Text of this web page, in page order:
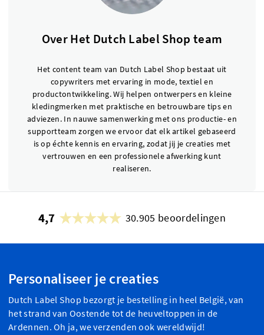
Over Het Dutch Label Shop team
Het content team van Dutch Label Shop bestaat uit
copywriters met ervaring in mode, textiel en
productontwikkeling. Wij helpen ontwerpers en kleine
kledingmerken met praktische en betrouwbare tips en
adviezen. In nauwe samenwerking met ons productie- en
supportteam zorgen we ervoor dat elk artikel gebaseerd
is op échte kennis en ervaring, zodat jij je creaties met
vertrouwen en een professionele afwerking kunt
realiseren.
4,7 30.905 beoordelingen
Personaliseer je creaties
Dutch Label Shop bezorgt je bestelling in heel België, van
het strand van Oostende tot de heuveltoppen in de
Ardennen. Oh ja, we verzenden ook wereldwijd!